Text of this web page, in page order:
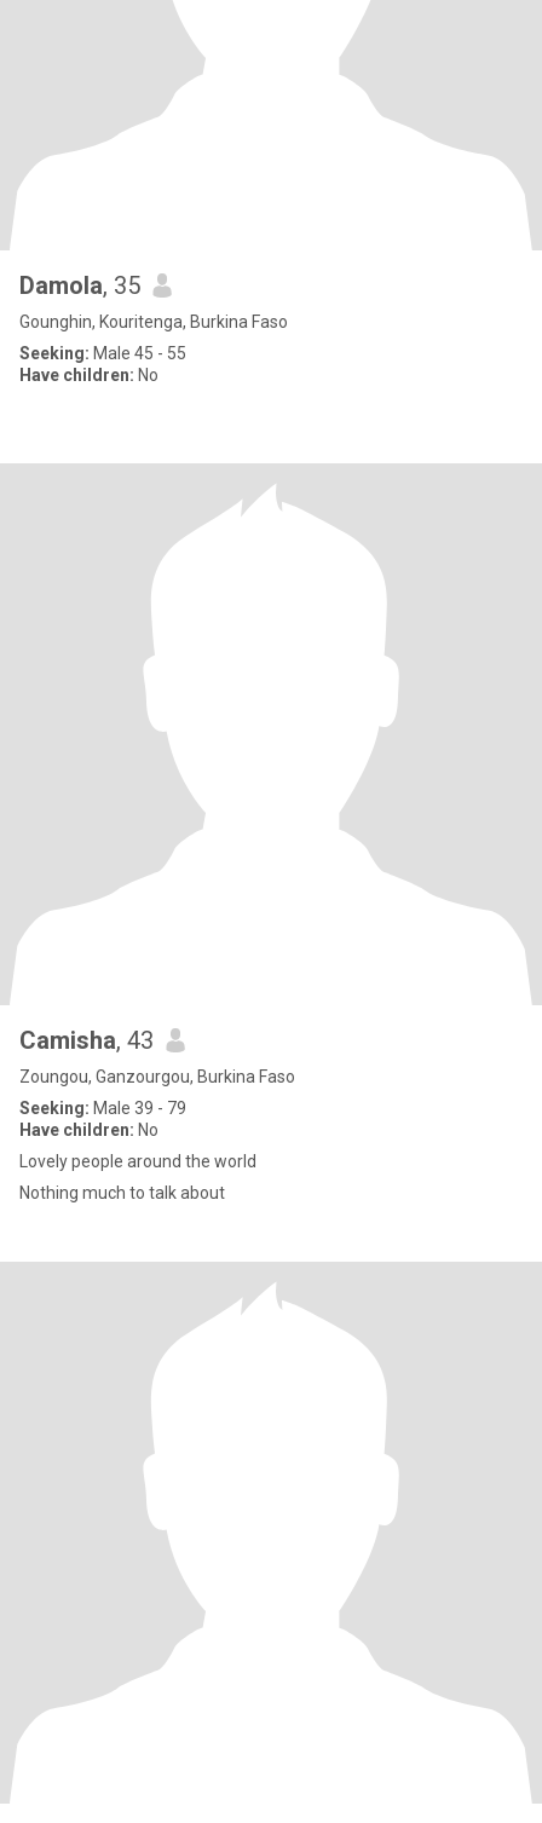
Damola, 35
Gounghin, Kouritenga, Burkina Faso
Seeking: Male 45 - 55
Have children: No
Camisha, 43
Zoungou, Ganzourgou, Burkina Faso
Seeking: Male 39 - 79
Have children: No
Lovely people around the world
Nothing much to talk about